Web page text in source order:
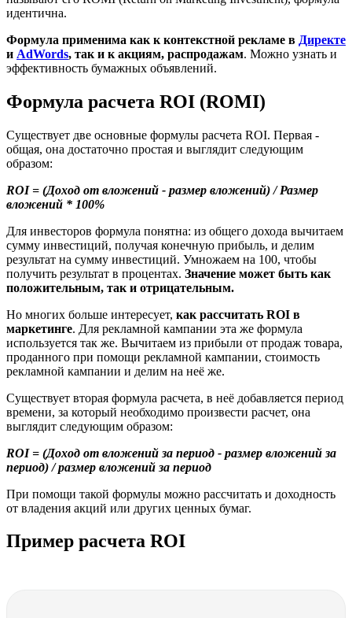
идентична.
Формула применима как к контекстной рекламе в Директе
и AdWords, так и к акциям, распродажам. Можно узнать и
эффективность бумажных объявлений.
Формула расчета ROI (ROMI)
Существует две основные формулы расчета ROI. Первая -
общая, она достаточно простая и выглядит следующим
образом:
ROI = (Доход от вложений - размер вложений) / Размер
вложений * 100%
Для инвесторов формула понятна: из общего дохода вычитаем
сумму инвестиций, получая конечную прибыль, и делим
результат на сумму инвестиций. Умножаем на 100, чтобы
получить результат в процентах. Значение может быть как
положительным, так и отрицательным.
Но многих больше интересует, как рассчитать ROI в
маркетинге. Для рекламной кампании эта же формула
используется так же. Вычитаем из прибыли от продаж товара,
проданного при помощи рекламной кампании, стоимость
рекламной кампании и делим на неё же.
Существует вторая формула расчета, в неё добавляется период
времени, за который необходимо произвести расчет, она
выглядит следующим образом:
ROI = (Доход от вложений за период - размер вложений за
период) / размер вложений за период
При помощи такой формулы можно рассчитать и доходность
от владения акций или других ценных бумаг.
Пример расчета ROI